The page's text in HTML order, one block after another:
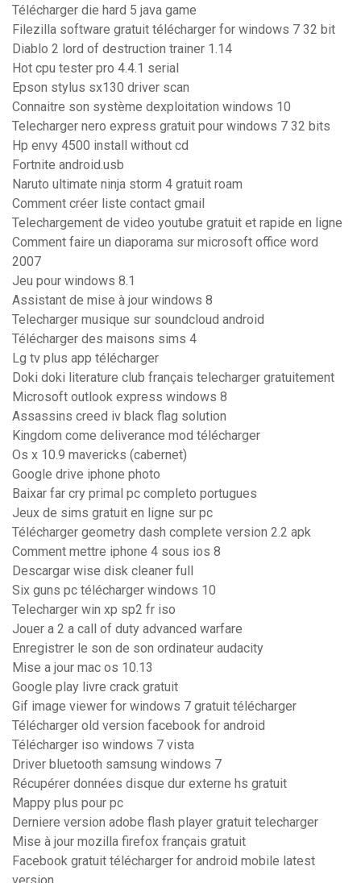
Télécharger die hard 5 java game
Filezilla software gratuit télécharger for windows 7 32 bit
Diablo 2 lord of destruction trainer 1.14
Hot cpu tester pro 4.4.1 serial
Epson stylus sx130 driver scan
Connaitre son système dexploitation windows 10
Telecharger nero express gratuit pour windows 7 32 bits
Hp envy 4500 install without cd
Fortnite android.usb
Naruto ultimate ninja storm 4 gratuit roam
Comment créer liste contact gmail
Telechargement de video youtube gratuit et rapide en ligne
Comment faire un diaporama sur microsoft office word
2007
Jeu pour windows 8.1
Assistant de mise à jour windows 8
Telecharger musique sur soundcloud android
Télécharger des maisons sims 4
Lg tv plus app télécharger
Doki doki literature club français telecharger gratuitement
Microsoft outlook express windows 8
Assassins creed iv black flag solution
Kingdom come deliverance mod télécharger
Os x 10.9 mavericks (cabernet)
Google drive iphone photo
Baixar far cry primal pc completo portugues
Jeux de sims gratuit en ligne sur pc
Télécharger geometry dash complete version 2.2 apk
Comment mettre iphone 4 sous ios 8
Descargar wise disk cleaner full
Six guns pc télécharger windows 10
Telecharger win xp sp2 fr iso
Jouer a 2 a call of duty advanced warfare
Enregistrer le son de son ordinateur audacity
Mise a jour mac os 10.13
Google play livre crack gratuit
Gif image viewer for windows 7 gratuit télécharger
Télécharger old version facebook for android
Télécharger iso windows 7 vista
Driver bluetooth samsung windows 7
Récupérer données disque dur externe hs gratuit
Mappy plus pour pc
Derniere version adobe flash player gratuit telecharger
Mise à jour mozilla firefox français gratuit
Facebook gratuit télécharger for android mobile latest